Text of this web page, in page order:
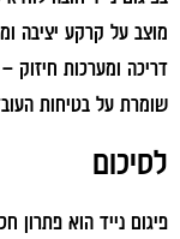
מוצב על קרקע יציבה
דריכה ומערכות חיזוק
שומרת על בטיחות
לסיכום
פיגום נייד הוא פתרון